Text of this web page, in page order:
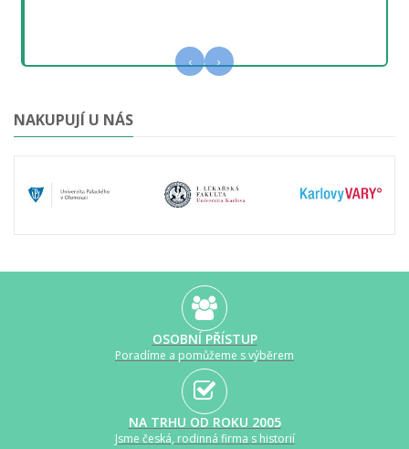
‹ ›
NAKUPUJÍ U NÁS
OSOBNÍ PŘÍSTUP
Poradíme a pomůžeme s výběrem
NA TRHU OD ROKU 2005
Jsme česká, rodinná firma s historií